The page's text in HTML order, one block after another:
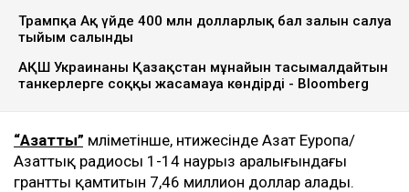
Трампқа Ақ үйде 400 млн долларлық бал залын салуға
тыйым салынды
АҚШ Украинаны Қазақстан мұнайын тасымалдайтын
танкерлерге соққы жасамауға көндірді - Bloomberg
“Азаттық” мәліметінше, нәтижесінде Азат Еуропа/
Азаттық радиосы 1-14 наурыз аралығындағы
грантты қамтитын 7,46 миллион доллар алады.